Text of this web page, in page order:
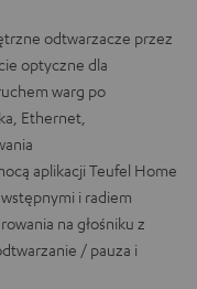
odtwarzacze przez
optyczne dla
warg po
Ethernet,
aplikacji Teufel Home
i radiem
na głośniku z
/ pauza i